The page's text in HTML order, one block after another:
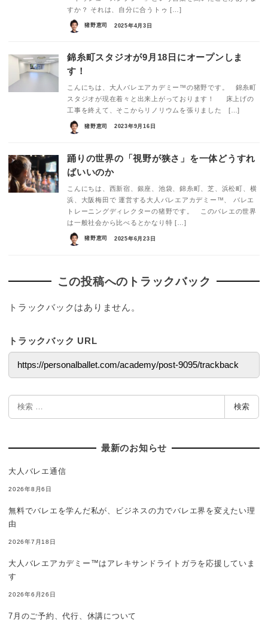
すか？ それは、自分に合うトゥ […]
猪野恵司 2025年4月3日
錦糸町スタジオが9月18日にオープンしま
す！
こんにちは、大人バレエアカデミー™の猪野です。 錦糸町
スタジオが現在着々と出来上がっております！ 床上げの
工事を終えて、そこからリノリウムを張りました […]
猪野恵司 2023年9月16日
踊りの世界の「視野が狭さ」を一体どうすれ
ばいいのか
こんにちは、西新宿、銀座、池袋、錦糸町、芝、浜松町、横
浜、大阪梅田で 運営する大人バレエアカデミー™、 バレエ
トレーニングディレクターの猪野です。 このバレエの世界
は一般社会から比べるとかなり特 […]
猪野恵司 2025年6月23日
この投稿へのトラックバック
トラックバックはありません。
トラックバック URL
索
検索
最新のお知らせ
大人バレエ通信
2026年8月6日
無料でバレエを学んだ私が、ビジネスの力でバレエ界を変えたい理
由
2026年7月18日
大人バレエアカデミー™はアレキサンドライトガラを応援していま
す
2026年6月26日
7月のご予約、代行、休講について